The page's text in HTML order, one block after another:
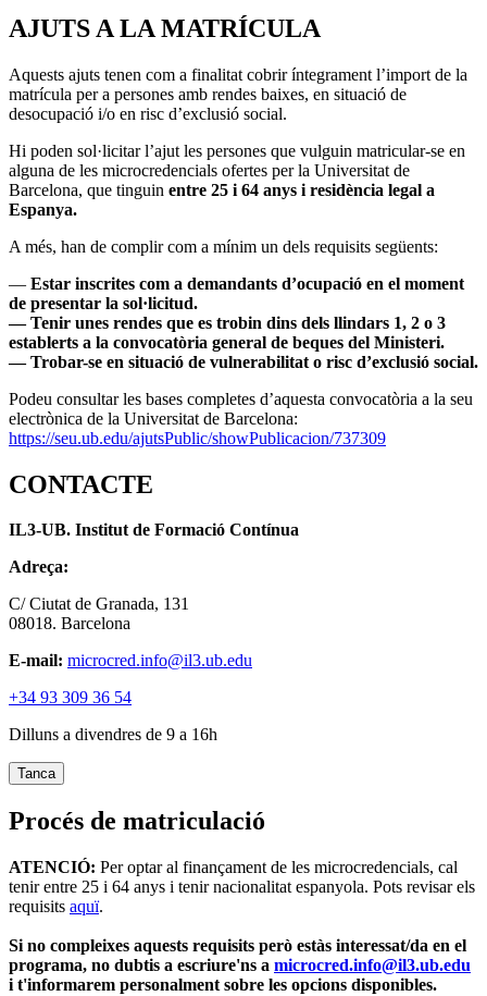
AJUTS A LA MATRÍCULA
Aquests ajuts tenen com a finalitat cobrir íntegrament l’import de la
matrícula per a persones amb rendes baixes, en situació de
desocupació i/o en risc d’exclusió social.
Hi poden sol·licitar l’ajut les persones que vulguin matricular-se en
alguna de les microcredencials ofertes per la Universitat de
Barcelona, que tinguin entre 25 i 64 anys i residència legal a
Espanya.
A més, han de complir com a mínim un dels requisits següents:
— Estar inscrites com a demandants d’ocupació en el moment
de presentar la sol·licitud.
— Tenir unes rendes que es trobin dins dels llindars 1, 2 o 3
establerts a la convocatòria general de beques del Ministeri.
— Trobar-se en situació de vulnerabilitat o risc d’exclusió social.
Podeu consultar les bases completes d’aquesta convocatòria a la seu
electrònica de la Universitat de Barcelona:
https://seu.ub.edu/ajutsPublic/showPublicacion/737309
CONTACTE
IL3-UB. Institut de Formació Contínua
Adreça:
C/ Ciutat de Granada, 131
08018. Barcelona
E-mail: microcred.info@il3.ub.edu
+34 93 309 36 54
Dilluns a divendres de 9 a 16h
Tanca
Procés de matriculació
ATENCIÓ: Per optar al finançament de les microcredencials, cal
tenir entre 25 i 64 anys i tenir nacionalitat espanyola. Pots revisar els
requisits aquï.
Si no compleixes aquests requisits però estàs interessat/da en el
programa, no dubtis a escriure'ns a microcred.info@il3.ub.edu
i t'informarem personalment sobre les opcions disponibles.